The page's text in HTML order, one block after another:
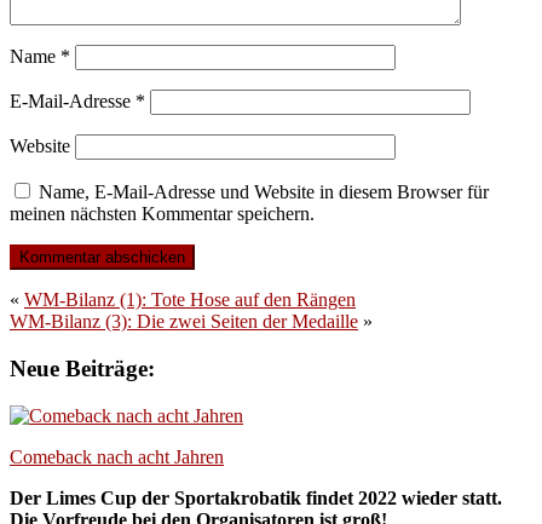
Name *
E-Mail-Adresse *
Website
Name, E-Mail-Adresse und Website in diesem Browser für
meinen nächsten Kommentar speichern.
« WM-Bilanz (1): Tote Hose auf den Rängen
WM-Bilanz (3): Die zwei Seiten der Medaille »
Neue Beiträge:
Comeback nach acht Jahren
Der Limes Cup der Sportakrobatik findet 2022 wieder statt.
Die Vorfreude bei den Organisatoren ist groß!